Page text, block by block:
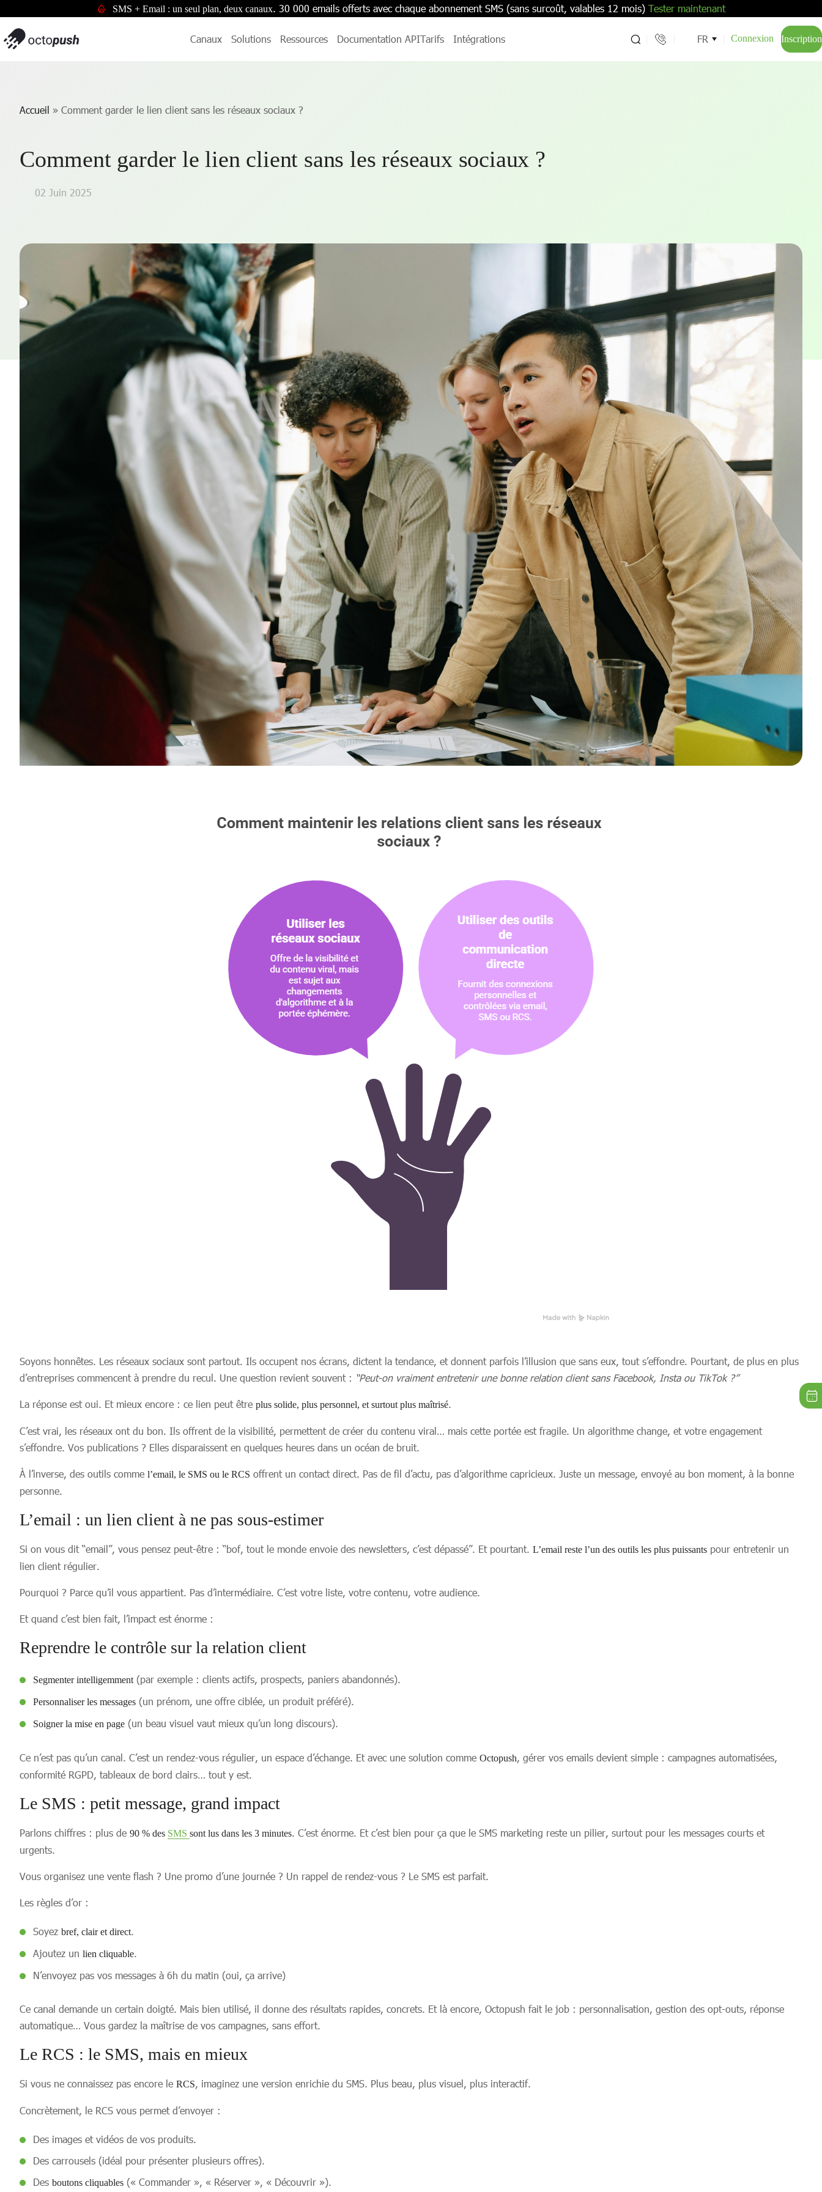
SMS + Email : un seul plan, deux canaux. 30 000 emails offerts avec chaque abonnement SMS (sans surcoût, valables 12 mois) Tester maintenant
Canaux Solutions Ressources Documentation APITarifs Intégrations FR Connexion Inscription
Accueil » Comment garder le lien client sans les réseaux sociaux ?
Comment garder le lien client sans les réseaux sociaux ?
02 Juin 2025
Soyons honnêtes. Les réseaux sociaux sont partout. Ils occupent nos écrans, dictent la tendance, et donnent parfois l’illusion que sans eux, tout s’effondre. Pourtant, de plus en plus
d’entreprises commencent à prendre du recul. Une question revient souvent : “Peut-on vraiment entretenir une bonne relation client sans Facebook, Insta ou TikTok ?”
La réponse est oui. Et mieux encore : ce lien peut être plus solide, plus personnel, et surtout plus maîtrisé
C’est vrai, les réseaux ont du bon. Ils offrent de la visibilité, permettent de créer du contenu viral… mais cette portée est fragile. Un algorithme change, et votre engagement
s’effondre. Vos publications ? Elles disparaissent en quelques heures dans un océan de bruit.
À l’inverse, des outils comme l’email, le SMS ou le RCS offrent un contact direct. Pas de fil d’actu, pas d’algorithme capricieux. Juste un message, envoyé au bon moment, à la bonne
personne.
L’email : un lien client à ne pas sous-estimer
Si on vous dit “email”, vous pensez peut-être : “bof, tout le monde envoie des newsletters, c’est dépassé”. Et pourtant. L’email reste l’un des outils les plus puissants pour entretenir un
lien client régulier.
Pourquoi ? Parce qu’il vous appartient. Pas d’intermédiaire. C’est votre liste, votre contenu, votre audience.
Et quand c’est bien fait, l’impact est énorme :
Reprendre le contrôle sur la relation client
Segmenter intelligemment (par exemple : clients actifs, prospects, paniers abandonnés).
Personnaliser les messages (un prénom, une offre ciblée, un produit préféré).
Soigner la mise en page (un beau visuel vaut mieux qu’un long discours).
Ce n’est pas qu’un canal. C’est un rendez-vous régulier, un espace d’échange. Et avec une solution comme Octopush
, gérer vos emails devient simple : campagnes automatisées,
conformité RGPD, tableaux de bord clairs… tout y est.
Le SMS : petit message, grand impact
Parlons chiffres : plus de 90 % des SMS sont lus dans les 3 minutes . C’est énorme. Et c’est bien pour ça que le SMS marketing reste un pilier, surtout pour les messages courts et
urgents.
Vous organisez une vente flash ? Une promo d’une journée ? Un rappel de rendez-vous ? Le SMS est parfait.
Les règles d’or :
Soyez bref, clair et direct
Ajoutez un lien cliquable
N’envoyez pas vos messages à 6h du matin (oui, ça arrive)
Ce canal demande un certain doigté. Mais bien utilisé, il donne des résultats rapides, concrets. Et là encore, Octopush fait le job : personnalisation, gestion des opt-outs, réponse
automatique… Vous gardez la maîtrise de vos campagnes, sans effort.
Le RCS : le SMS, mais en mieux
Si vous ne connaissez pas encore le RCS , imaginez une version enrichie du SMS. Plus beau, plus visuel, plus interactif.
Concrètement, le RCS vous permet d’envoyer :
Des images et vidéos de vos produits.
Des carrousels (idéal pour présenter plusieurs offres).
Des boutons cliquables (« Commander », « Réserver », « Découvrir »).